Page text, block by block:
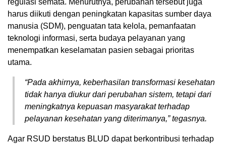
regulasi semata. Menurutnya, perubahan tersebut juga
harus diikuti dengan peningkatan kapasitas sumber daya
manusia (SDM), penguatan tata kelola, pemanfaatan
teknologi informasi, serta budaya pelayanan yang
menempatkan keselamatan pasien sebagai prioritas
utama.
“Pada akhirnya, keberhasilan transformasi kesehatan
tidak hanya diukur dari perubahan sistem, tetapi dari
meningkatnya kepuasan masyarakat terhadap
pelayanan kesehatan yang diterimanya,” tegasnya.
Agar RSUD berstatus BLUD dapat berkontribusi terhadap